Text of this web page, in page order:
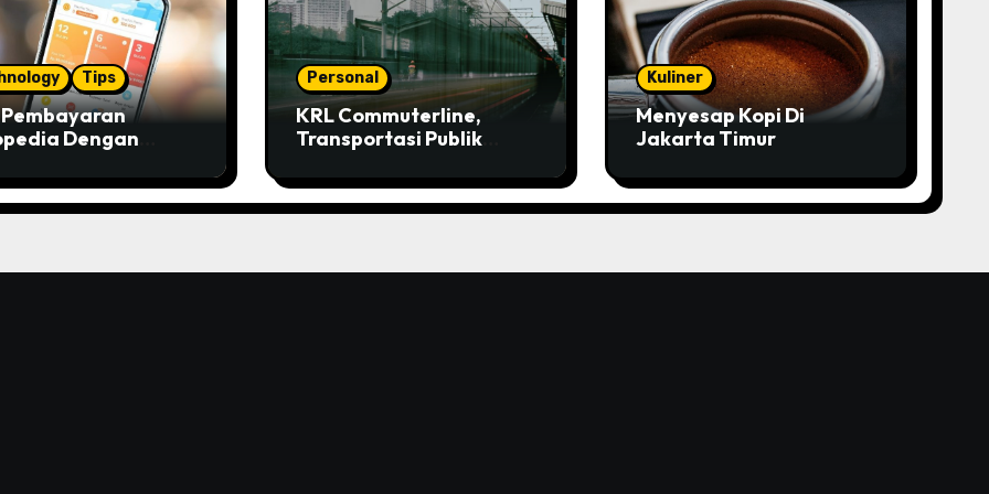
Tips
Dengan
Personal
KRL Commuterline,
Transportasi Publik
Kuliner
Menyesap Kopi Di
Jakarta Timur